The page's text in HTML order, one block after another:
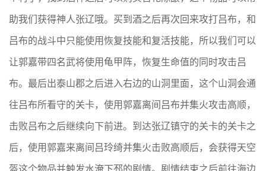
助我们获得神人张辽哦。买到酒之后再次回来攻打吕布，和
吕布的战斗中只能使用恢复技能和复活技能，所以我们可以
让郭嘉带四名武将使用龟甲阵，恢复生命值的同时攻击吕
布。最后出泰山郡之后进入右边的山洞里面，这个山洞会通
往吕布所看守的关卡，使用郭嘉离间吕布并集火攻击高顺，
击败吕布之后继续向下前进。到达张辽镇守的关卡的关卡之
后，使用郭嘉来离间吕玲绮并集火击败高顺后，会获得天空
盔这个物品并触发水淹下邳的剧情。剧情结束之后前往海边